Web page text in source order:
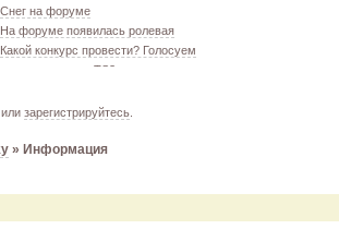
Снег на форуме
На форуме появилась ролевая
Какой конкурс провести? Голосуем
извлекаем меш. TS3
создаём свою обувь! TS3
город из GTA VC в игре TS3
зарегистрируйтесь.
» Информация